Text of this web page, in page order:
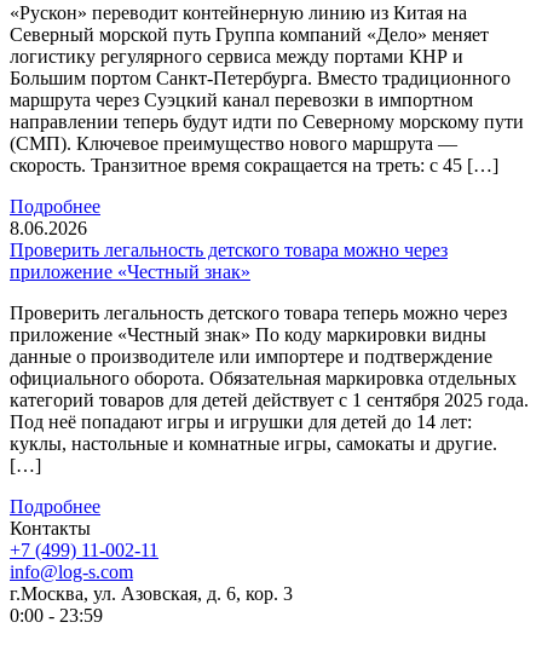
«Рускон» переводит контейнерную линию из Китая на
Северный морской путь Группа компаний «Дело» меняет
логистику регулярного сервиса между портами КНР и
Большим портом Санкт-Петербурга. Вместо традиционного
маршрута через Суэцкий канал перевозки в импортном
направлении теперь будут идти по Северному морскому пути
(СМП). Ключевое преимущество нового маршрута —
скорость. Транзитное время сокращается на треть: с 45 […]
Подробнее
8.06.2026
Проверить легальность детского товара можно через
приложение «Честный знак»
Проверить легальность детского товара теперь можно через
приложение «Честный знак» По коду маркировки видны
данные о производителе или импортере и подтверждение
официального оборота. Обязательная маркировка отдельных
категорий товаров для детей действует с 1 сентября 2025 года.
Под неё попадают игры и игрушки для детей до 14 лет:
куклы, настольные и комнатные игры, самокаты и другие.
[…]
Подробнее
Контакты
+7 (499) 11-002-11
info@log-s.com
г.Москва, ул. Азовская, д. 6, кор. 3
0:00 - 23:59